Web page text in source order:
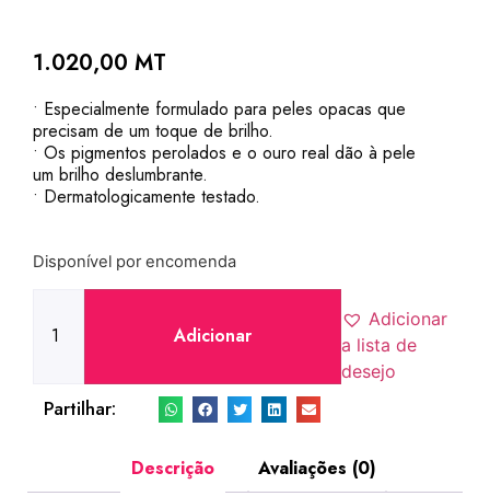
1.020,00 MT
• Especialmente formulado para peles opacas que
precisam de um toque de brilho.
• Os pigmentos perolados e o ouro real dão à pele
um brilho deslumbrante.
• Dermatologicamente testado.
Disponível por encomenda
Adicionar
Adicionar
a lista de
desejo
Partilhar:
Descrição Avaliações (0)